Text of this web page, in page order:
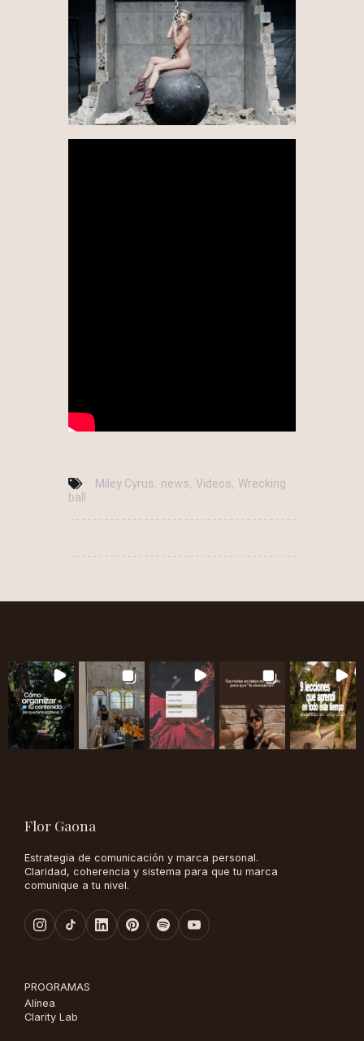
Miley Cyrus, news, Videos, Wrecking
ball
Flor Gaona
Estrategia de comunicación y marca personal.
Claridad, coherencia y sistema para que tu marca
comunique a tu nivel.
PROGRAMAS
Alínea
Clarity Lab